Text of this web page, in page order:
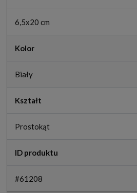
6,5x20 cm
Kolor
Biały
Kształt
Prostokąt
ID produktu
#61208